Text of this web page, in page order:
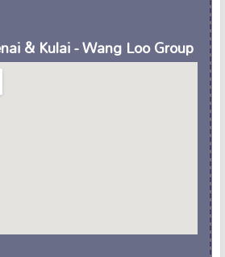
& Kulai - Wang Loo Group